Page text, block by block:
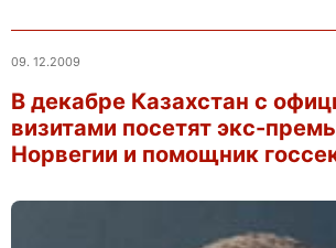
09. 12.2009
В декабре Казахстан с
визитами посетят экс-
Норвегии и помощник